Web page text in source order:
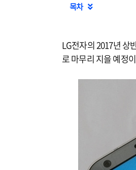
목차 
LG전자의 2017년 상
로 마무리 지을 예정